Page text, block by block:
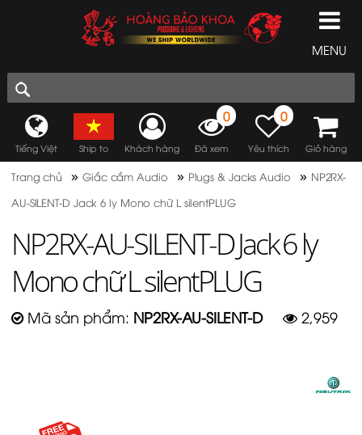
MENU
Tiếng Việt Ship to Khách hàng
0
Đã xem
0
Yêu thích Giỏ hàng
Trang chủ »Giắc cắm Audio » Plugs & Jacks Audio » NP2RX-
AU-SILENT-D Jack 6 ly Mono chữ L silentPLUG
NP2RX-AU-SILENT-D Jack 6 ly
Mono chữ L silentPLUG
Mã sản phẩm: NP2RX-AU-SILENT-D 2,959